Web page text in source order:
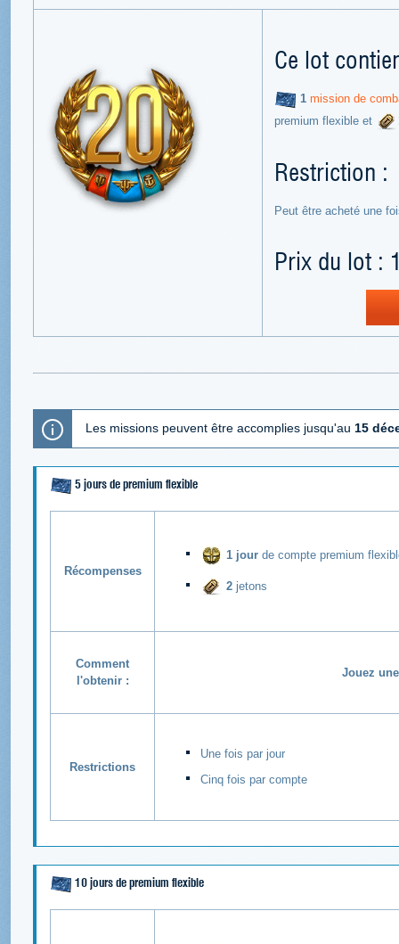
Ce lot
1 mission de
premium flexible et
Restriction :
Peut être acheté une
Prix du lot :
Les missions peuvent être accomplies jusqu'au 15
5 jours de premium flexible
Récompenses
1 jour de compte premium
2 jetons
Comment
l'obtenir :
Jouez
Restrictions
Une fois par jour
Cinq fois par compte
10 jours de premium flexible